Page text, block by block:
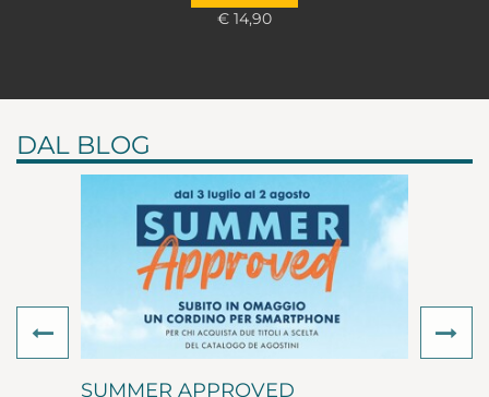
€ 14,90
DAL BLOG
SUMMER APPROVED
Previous